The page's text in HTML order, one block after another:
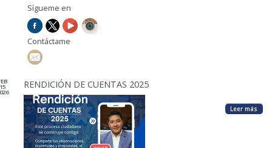
AGENDASígueme en
Contáctame
15 RENDICIÓN DE CUENTAS 2025
Leer más